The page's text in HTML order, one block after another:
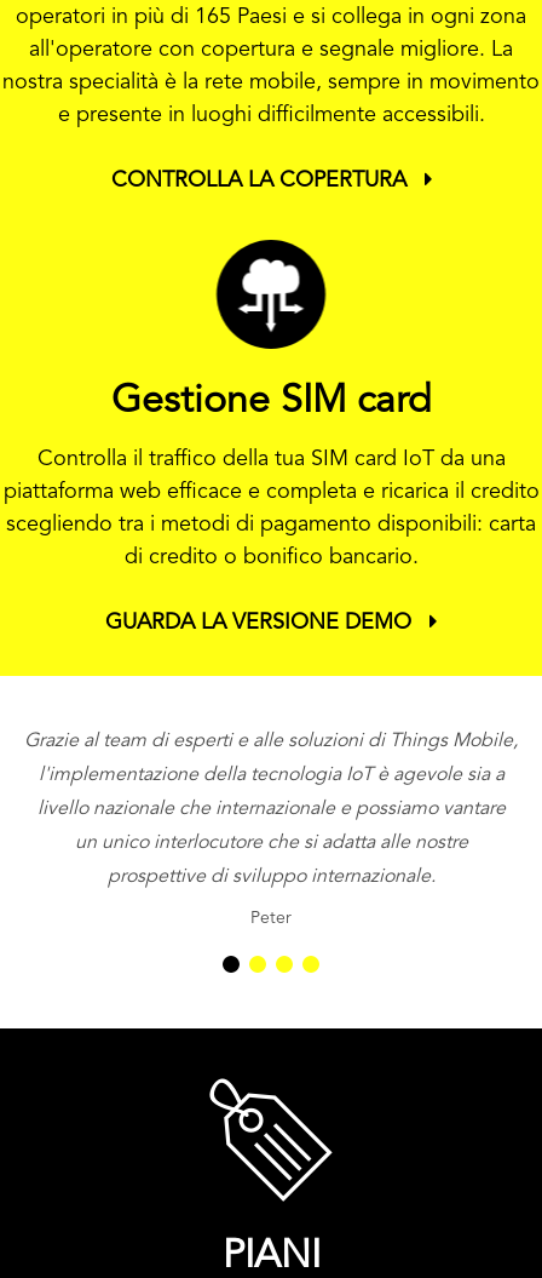
operatori in più di 165 Paesi e si collega in ogni zona
all'operatore con copertura e segnale migliore. La
nostra specialità è la rete mobile, sempre in movimento
e presente in luoghi difficilmente accessibili.
CONTROLLA LA COPERTURA
Gestione SIM card
Controlla il traffico della tua SIM card IoT da una
piattaforma web efficace e completa e ricarica il credito
scegliendo tra i metodi di pagamento disponibili: carta
di credito o bonifico bancario.
GUARDA LA VERSIONE DEMO
Grazie al team di esperti e alle soluzioni di Things Mobile,
l'implementazione della tecnologia IoT è agevole sia a
livello nazionale che internazionale e possiamo vantare
un unico interlocutore che si adatta alle nostre
prospettive di sviluppo internazionale.
Peter
PIANI